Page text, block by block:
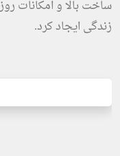
ساخت بالا و امکانات
زندگی ایجاد کرد.